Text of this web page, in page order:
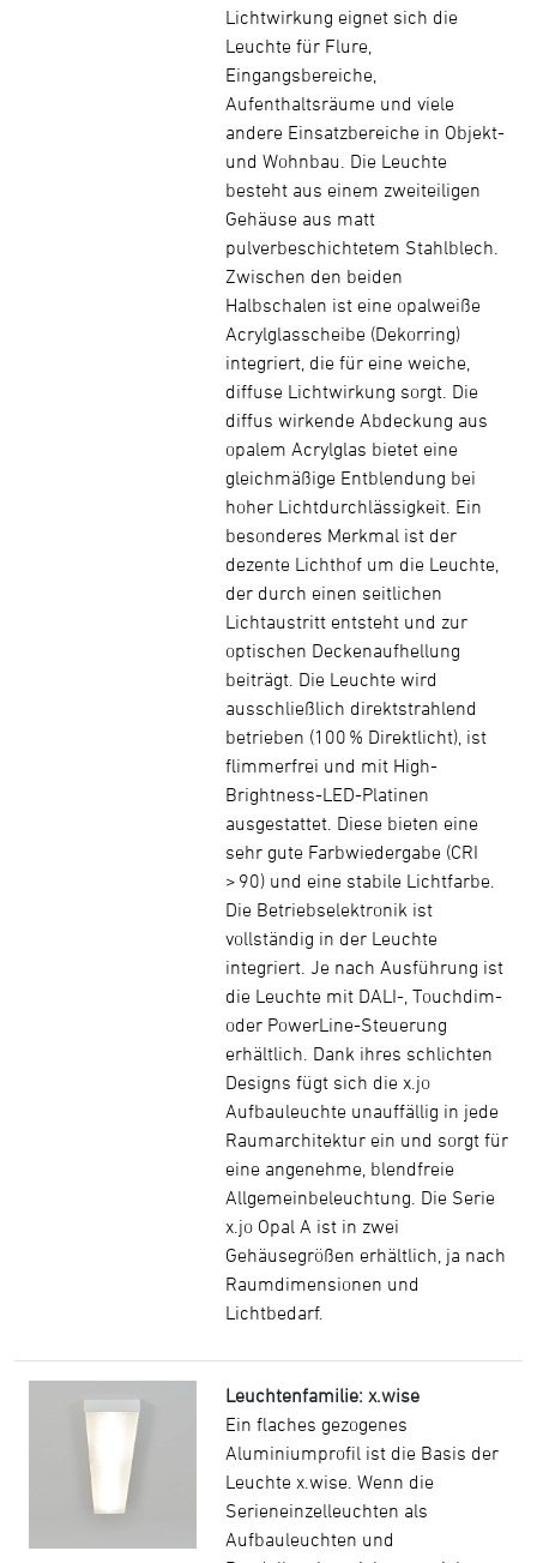
Lichtwirkung eignet sich die
Leuchte für Flure,
Eingangsbereiche,
Aufenthaltsräume und viele
andere Einsatzbereiche in Objekt-
und Wohnbau. Die Leuchte
besteht aus einem zweiteiligen
Gehäuse aus matt
pulverbeschichtetem Stahlblech.
Zwischen den beiden
Halbschalen ist eine opalweiße
Acrylglasscheibe (Dekorring)
integriert, die für eine weiche,
diffuse Lichtwirkung sorgt. Die
diffus wirkende Abdeckung aus
opalem Acrylglas bietet eine
gleichmäßige Entblendung bei
hoher Lichtdurchlässigkeit. Ein
besonderes Merkmal ist der
dezente Lichthof um die Leuchte,
der durch einen seitlichen
Lichtaustritt entsteht und zur
optischen Deckenaufhellung
beiträgt. Die Leuchte wird
ausschließlich direktstrahlend
betrieben (100 % Direktlicht), ist
flimmerfrei und mit High-
Brightness-LED-Platinen
ausgestattet. Diese bieten eine
sehr gute Farbwiedergabe (CRI
> 90) und eine stabile Lichtfarbe.
Die Betriebselektronik ist
vollständig in der Leuchte
integriert. Je nach Ausführung ist
die Leuchte mit DALI-, Touchdim-
oder PowerLine-Steuerung
erhältlich. Dank ihres schlichten
Designs fügt sich die x.jo
Aufbauleuchte unauffällig in jede
Raumarchitektur ein und sorgt für
eine angenehme, blendfreie
Allgemeinbeleuchtung. Die Serie
x.jo Opal A ist in zwei
Gehäusegrößen erhältlich, ja nach
Raumdimensionen und
Lichtbedarf.
Leuchtenfamilie: x.wise
Ein flaches gezogenes
Aluminiumprofil ist die Basis der
Leuchte x.wise. Wenn die
Serieneinzelleuchten als
Aufbauleuchten und